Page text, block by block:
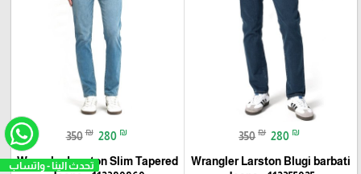
تحدث الينا
350 ₪ 280 ₪
Wrangler Larston Blugi barbati
350 ₪ 280 ₪
Wrangler Larston Slim Tapered